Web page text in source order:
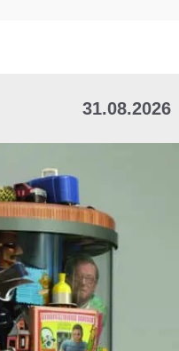
31.08.2026